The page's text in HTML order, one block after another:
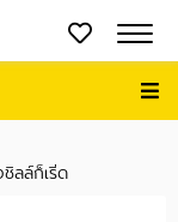
ลล์ก็เริ่ด